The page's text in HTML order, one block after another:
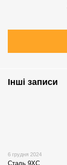
Інші записи
6 грудня 2024
Сталь 9ХС